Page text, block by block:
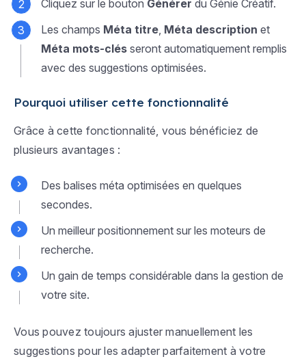
Cliquez sur le bouton Générer du Génie Créatif.
Les champs Méta titre, Méta description et
Méta mots-clés seront automatiquement remplis
avec des suggestions optimisées.
Pourquoi utiliser cette fonctionnalité
Grâce à cette fonctionnalité, vous bénéficiez de
plusieurs avantages :
Des balises méta optimisées en quelques
secondes.
Un meilleur positionnement sur les moteurs de
recherche.
Un gain de temps considérable dans la gestion de
votre site.
Vous pouvez toujours ajuster manuellement les
suggestions pour les adapter parfaitement à votre